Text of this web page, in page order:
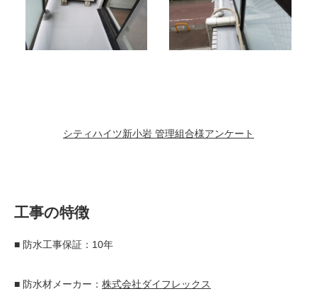
シティハイツ新小岩 管理組合様アンケート
工事の特徴
■ 防水工事保証：10年
■ 防水材メーカー： 株式会社ダイフレックス